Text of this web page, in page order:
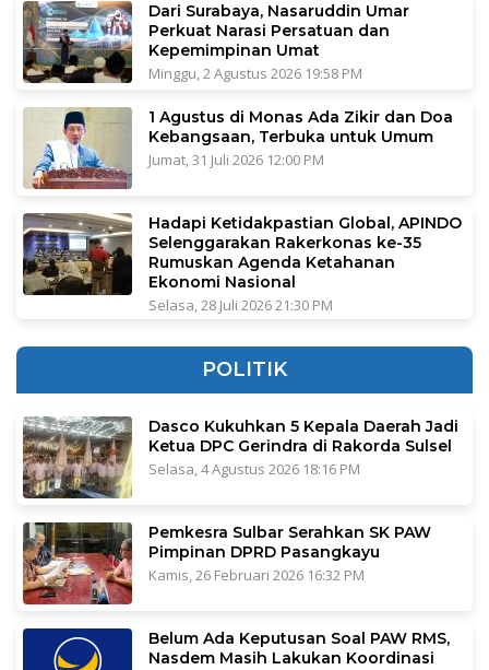
Dari Surabaya, Nasaruddin Umar
Perkuat Narasi Persatuan dan
Kepemimpinan Umat
Minggu, 2 Agustus 2026 19:58 PM
1 Agustus di Monas Ada Zikir dan Doa
Kebangsaan, Terbuka untuk Umum
Jumat, 31 Juli 2026 12:00 PM
Hadapi Ketidakpastian Global, APINDO
Selenggarakan Rakerkonas ke-35
Rumuskan Agenda Ketahanan
Ekonomi Nasional
Selasa, 28 Juli 2026 21:30 PM
POLITIK
Dasco Kukuhkan 5 Kepala Daerah Jadi
Ketua DPC Gerindra di Rakorda Sulsel
Selasa, 4 Agustus 2026 18:16 PM
Pemkesra Sulbar Serahkan SK PAW
Pimpinan DPRD Pasangkayu
Kamis, 26 Februari 2026 16:32 PM
Belum Ada Keputusan Soal PAW RMS,
Nasdem Masih Lakukan Koordinasi